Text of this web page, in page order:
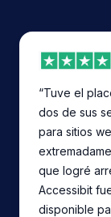
“Tuve el
dos de sus
para sitios
que logré
Accessibit
disponible